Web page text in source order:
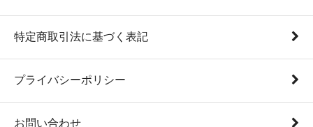
特定商取引法に基づく表記
プライバシーポリシー
お問い合わせ